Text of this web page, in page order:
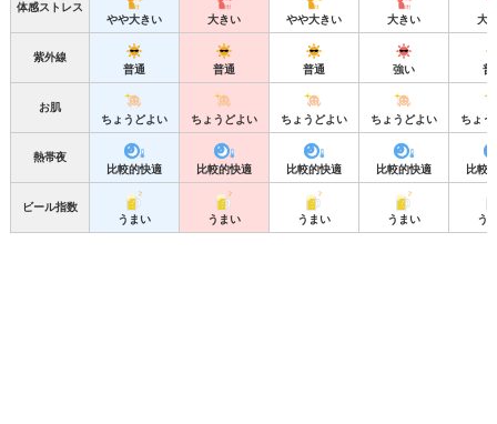
体感ストレス
やや大きい
大きい やや大きい 大きい 大
紫外線
普通
普通 普通 強い 普
お肌
ちょうどよい
ちょうどよい ちょうどよい ちょうどよい ちょう
熱帯夜
比較的快適
比較的快適 比較的快適 比較的快適 比較
ビール指数
うまい
うまい うまい うまい う